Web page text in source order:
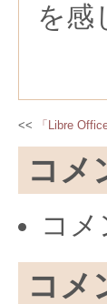
を感
「Libre
コメ
コ
コメ